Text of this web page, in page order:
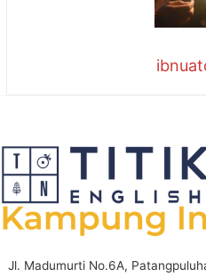
Jl. Madumurti No.6A,